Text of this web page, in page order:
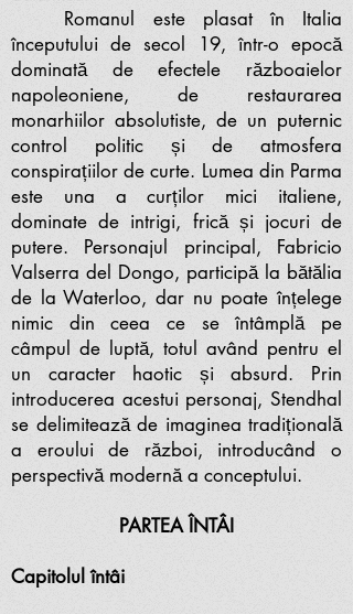
Romanul este plasat în Italia
începutului de secol 19, într-o epocă
dominată de efectele războaielor
napoleoniene, de restaurarea
monarhiilor absolutiste, de un puternic
control politic și de atmosfera
conspirațiilor de curte. Lumea din Parma
este una a curților mici italiene,
dominate de intrigi, frică și jocuri de
putere. Personajul principal, Fabricio
Valserra del Dongo, participă la bătălia
de la Waterloo, dar nu poate înțelege
nimic din ceea ce se întâmplă pe
câmpul de luptă, totul având pentru el
un caracter haotic și absurd. Prin
introducerea acestui personaj, Stendhal
se delimitează de imaginea tradițională
a eroului de război, introducând o
perspectivă modernă a conceptului.
PARTEA ÎNTÂI
Capitolul întâi